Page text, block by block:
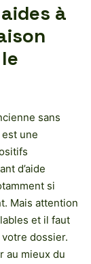
à
sans
une
d’aide
si
Mais attention
et il faut
dossier.
au mieux du